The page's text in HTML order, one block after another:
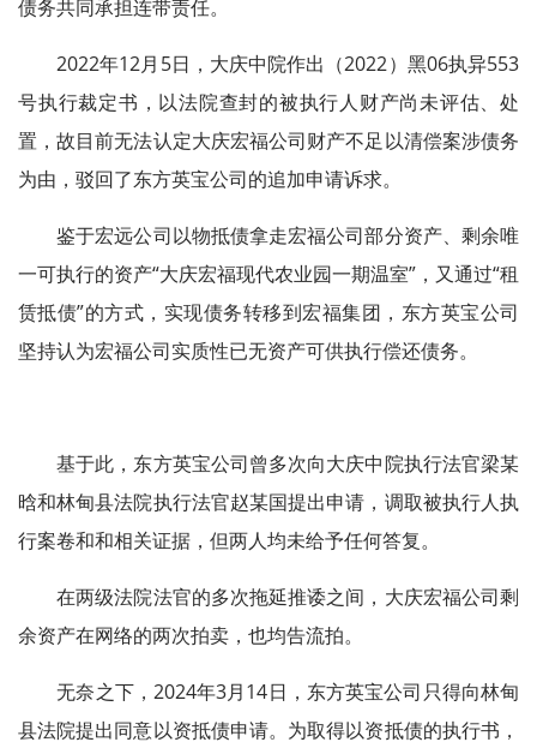
债务共同承担连带责任。
2022年12月5日，大庆中院作出（2022）黑06执异553
号执行裁定书，以法院查封的被执行人财产尚未评估、处
置，故目前无法认定大庆宏福公司财产不足以清偿案涉债务
为由，驳回了东方英宝公司的追加申请诉求。
鉴于宏远公司以物抵债拿走宏福公司部分资产、剩余唯
一可执行的资产“大庆宏福现代农业园一期温室”，又通过“租
赁抵债”的方式，实现债务转移到宏福集团，东方英宝公司
坚持认为宏福公司实质性已无资产可供执行偿还债务。
基于此，东方英宝公司曾多次向大庆中院执行法官梁某
晗和林甸县法院执行法官赵某国提出申请，调取被执行人执
行案卷和和相关证据，但两人均未给予任何答复。
在两级法院法官的多次拖延推诿之间，大庆宏福公司剩
余资产在网络的两次拍卖，也均告流拍。
无奈之下，2024年3月14日，东方英宝公司只得向林甸
县法院提出同意以资抵债申请。为取得以资抵债的执行书，